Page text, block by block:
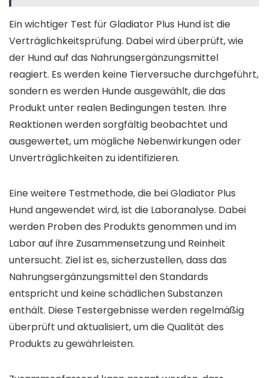
Ein wichtiger Test für Gladiator Plus Hund ist die
Verträglichkeitsprüfung. Dabei wird überprüft, wie
der Hund auf das Nahrungsergänzungsmittel
reagiert. Es werden keine Tierversuche durchgeführt,
sondern es werden Hunde ausgewählt, die das
Produkt unter realen Bedingungen testen. Ihre
Reaktionen werden sorgfältig beobachtet und
ausgewertet, um mögliche Nebenwirkungen oder
Unverträglichkeiten zu identifizieren.
Eine weitere Testmethode, die bei Gladiator Plus
Hund angewendet wird, ist die Laboranalyse. Dabei
werden Proben des Produkts genommen und im
Labor auf ihre Zusammensetzung und Reinheit
untersucht. Ziel ist es, sicherzustellen, dass das
Nahrungsergänzungsmittel den Standards
entspricht und keine schädlichen Substanzen
enthält. Diese Testergebnisse werden regelmäßig
überprüft und aktualisiert, um die Qualität des
Produkts zu gewährleisten.